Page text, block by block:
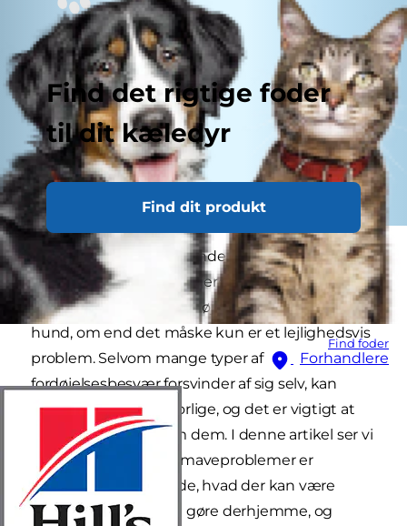
Find det rigtige foder
til dit kæledyr
Find dit produkt
Find foder
Forhandlere
Maveproblemer hos hunde er ret almindelige,
og stort set alle hundeejere har oplevet den ene
eller anden form for fordøjelsesbesvær hos deres
hund, om end det måske kun er et lejlighedsvis
problem. Selvom mange typer af
fordøjelsesbesvær forsvinder af sig selv, kan
nogle være mere alvorlige, og det er vigtigt at
kunne skelne mellem dem. I denne artikel ser vi
nærmere på, hvorfor maveproblemer er
almindelige hos hunde, hvad der kan være
årsagen, hvad du kan gøre derhjemme, og